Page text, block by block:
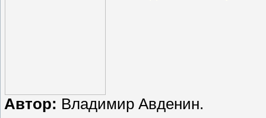
Автор: Владимир Авденин.